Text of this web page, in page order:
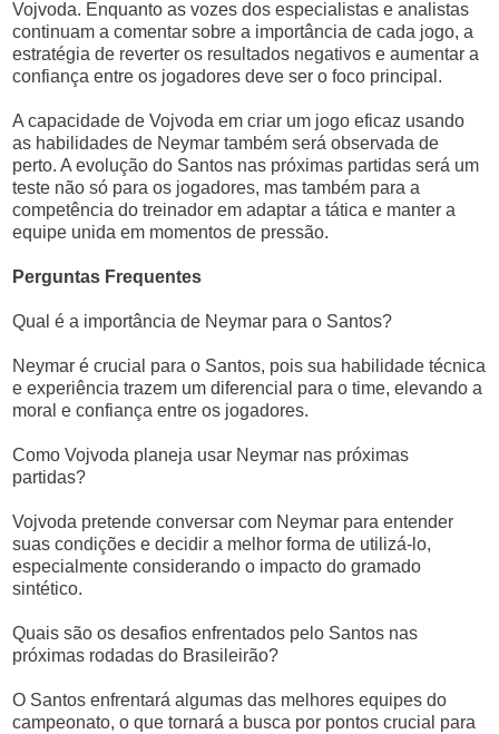
Vojvoda. Enquanto as vozes dos especialistas e analistas
continuam a comentar sobre a importância de cada jogo, a
estratégia de reverter os resultados negativos e aumentar a
confiança entre os jogadores deve ser o foco principal.
A capacidade de Vojvoda em criar um jogo eficaz usando
as habilidades de Neymar também será observada de
perto. A evolução do Santos nas próximas partidas será um
teste não só para os jogadores, mas também para a
competência do treinador em adaptar a tática e manter a
equipe unida em momentos de pressão.
Perguntas Frequentes
Qual é a importância de Neymar para o Santos?
Neymar é crucial para o Santos, pois sua habilidade técnica
e experiência trazem um diferencial para o time, elevando a
moral e confiança entre os jogadores.
Como Vojvoda planeja usar Neymar nas próximas
partidas?
Vojvoda pretende conversar com Neymar para entender
suas condições e decidir a melhor forma de utilizá-lo,
especialmente considerando o impacto do gramado
sintético.
Quais são os desafios enfrentados pelo Santos nas
próximas rodadas do Brasileirão?
O Santos enfrentará algumas das melhores equipes do
campeonato, o que tornará a busca por pontos crucial para